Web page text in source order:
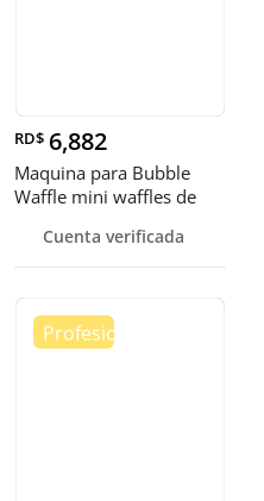
RD$ 6,882
Maquina para Bubble
Waffle mini waffles de
Cuenta verificada